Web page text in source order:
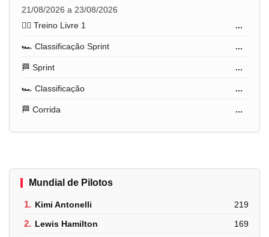
21/08/2026 a 23/08/2026
🏋️‍♂️ Treino Livre 1
...
🏎️ Classificação Sprint ...
🏁 Sprint ...
🏎️ Classificação ...
🏁 Corrida ...
Mundial de Pilotos
1. Kimi Antonelli 219
2. Lewis Hamilton 169